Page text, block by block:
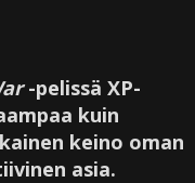
-pelissä XP-
kuin
keino oman
asia.